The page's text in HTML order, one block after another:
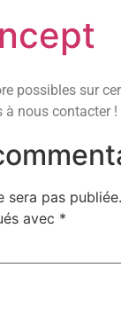
possibles sur
à nous contacter !
sera pas publiée.
avec *